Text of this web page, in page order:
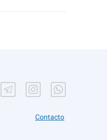
Contacto